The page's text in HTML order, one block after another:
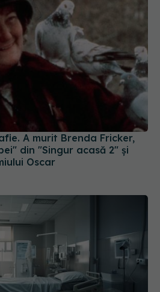
A murit Brenda Fricker,
din "Singur acasă 2" și
Oscar